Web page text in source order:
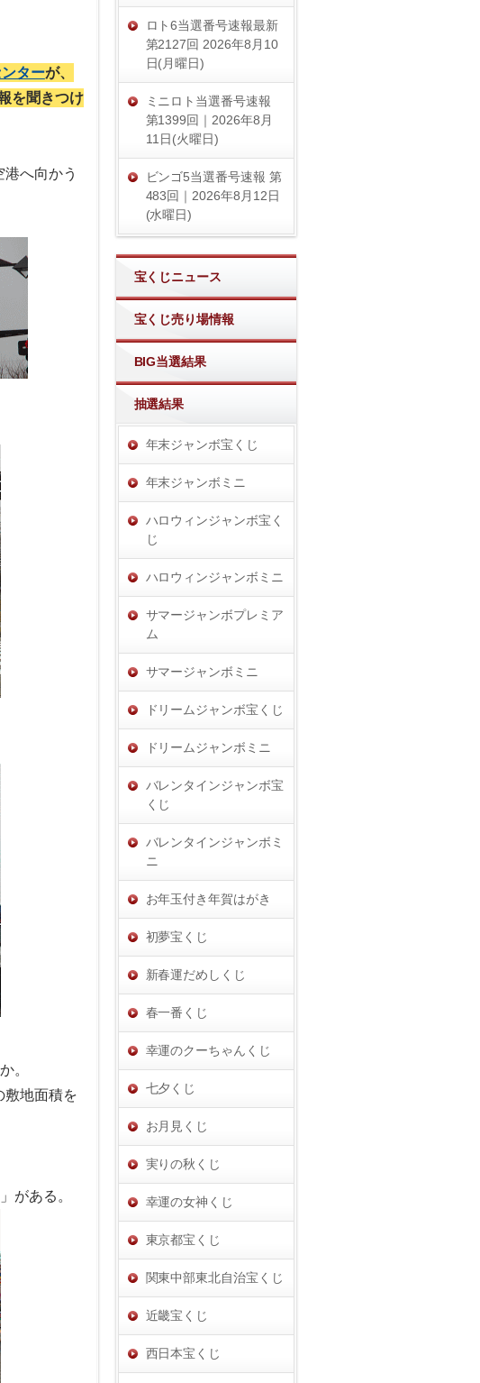
ターが、
を聞きつけ
へ向かう
。
敷地面積を
がある。
ロト6当選番号速報最新
第2127回 2026年8月10
日(月曜日)
ミニロト当選番号速報
第1399回｜2026年8月
11日(火曜日)
ビンゴ5当選番号速報 第
483回｜2026年8月12日
(水曜日)
宝くじニュース
宝くじ売り場情報
BIG当選結果
抽選結果
年末ジャンボ宝くじ
年末ジャンボミニ
ハロウィンジャンボ宝く
じ
ハロウィンジャンボミニ
サマージャンボプレミア
ム
サマージャンボミニ
ドリームジャンボ宝くじ
ドリームジャンボミニ
バレンタインジャンボ宝
くじ
バレンタインジャンボミ
ニ
お年玉付き年賀はがき
初夢宝くじ
新春運だめしくじ
春一番くじ
幸運のクーちゃんくじ
七夕くじ
お月見くじ
実りの秋くじ
幸運の女神くじ
東京都宝くじ
関東中部東北自治宝くじ
近畿宝くじ
西日本宝くじ